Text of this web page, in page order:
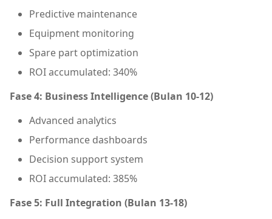
Predictive maintenance
Equipment monitoring
Spare part optimization
ROI accumulated: 340%
Fase 4: Business Intelligence (Bulan 10-12)
Advanced analytics
Performance dashboards
Decision support system
ROI accumulated: 385%
Fase 5: Full Integration (Bulan 13-18)